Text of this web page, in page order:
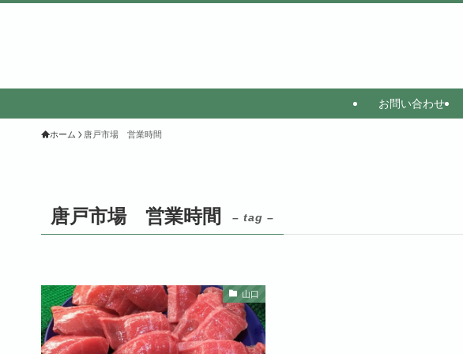
お問い合わせ
ホーム 唐戸市場 営業時間
唐戸市場 営業時間 – tag –
山口